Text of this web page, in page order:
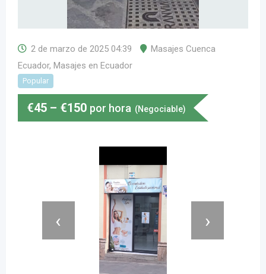
2 de marzo de 2025 04:39
Masajes Cuenca
Ecuador, Masajes en Ecuador
Popular
€45 – €150 por hora (Negociable)
‹ ›